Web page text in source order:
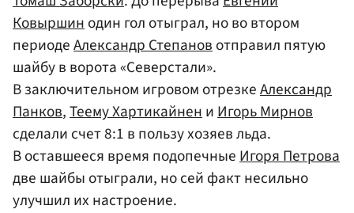
Ковыршинодин гол отыграл, но во втором
периодеАлександр Степановотправил пятую
шайбу в ворота «Северстали».
В заключительном игровом отрезкеАлександр
Панков,Теему ХартикайнениИгорь Мирнов
сделали счет 8:1 в пользу хозяев льда.
В оставшееся время подопечныеИгоря Петрова
две шайбы отыграли, но сей факт несильно
улучшил их настроение.